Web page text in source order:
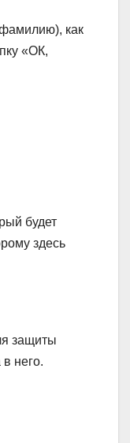
как
«ОК,
будет
здесь
защиты
него.